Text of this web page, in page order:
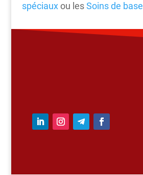
spéciauxou lesSoins de base